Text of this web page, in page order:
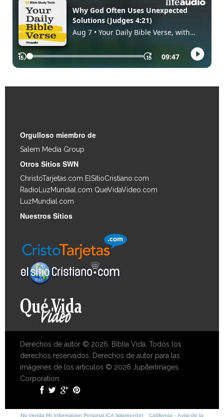
Orgulloso miembro de
Salem Media Group
Otros Sitios SWN
ChristoTarjetas.com ElSitioCristiano.com
RadioLuzMundial.com QueVidaVideo.com
LuzMundial.com
Nuestros Sitios
Derechos de autor © 2026, Biblia Vida. Todos los
derechos reservados. Derechos de autor para las
imágenes de los artículos © 2026 JupiterImages
Corporation.
No Venda Mi Información Personal (CA Solamente) California - Aviso de la